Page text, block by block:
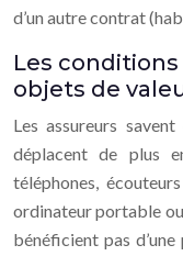
d’un autre contrat
Les
objets de
Les assureurs
déplacent de plus
téléphones,
ordinateur portable
bénéficient pas